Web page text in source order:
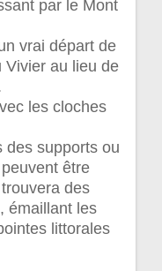
par le Mont
vrai départ de
Vivier au lieu de
les cloches
des supports ou
être
des
émaillant les
littorales